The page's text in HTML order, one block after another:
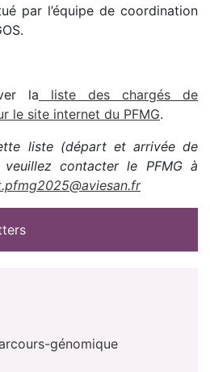
par l’équipe de coordination
la liste des chargés de
le site internet du PFMG.
liste (départ et arrivée de
veuillez contacter le PFMG à
génomique